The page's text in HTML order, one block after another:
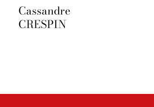
Cassandre
CRESPIN